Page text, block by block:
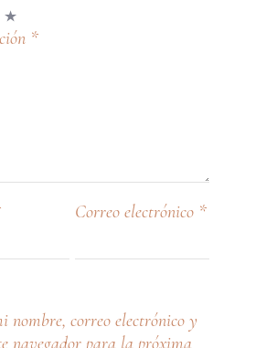
*
Correo electrónico *
nombre, correo electrónico y